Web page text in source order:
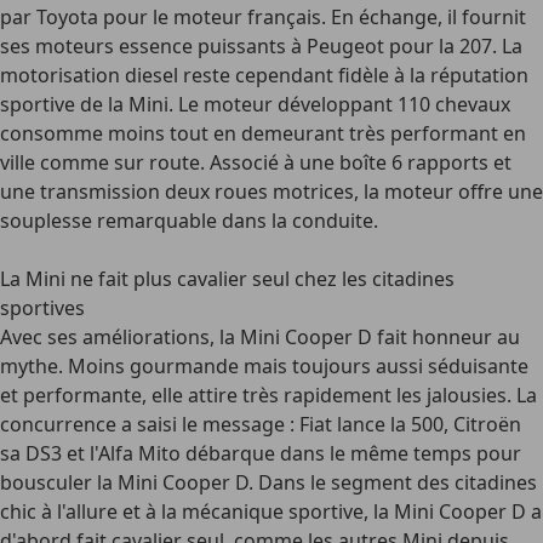
par Toyota pour le moteur français. En échange, il fournit
ses moteurs essence puissants à Peugeot pour la 207. La
motorisation diesel reste cependant fidèle à la réputation
sportive de la Mini. Le moteur développant 110 chevaux
consomme moins tout en demeurant très performant en
ville comme sur route. Associé à une boîte 6 rapports et
une transmission deux roues motrices, la moteur offre une
souplesse remarquable dans la conduite.
La Mini ne fait plus cavalier seul chez les citadines
sportives
Avec ses améliorations, la Mini Cooper D fait honneur au
mythe. Moins gourmande mais toujours aussi séduisante
et performante, elle attire très rapidement les jalousies. La
concurrence a saisi le message : Fiat lance la 500, Citroën
sa DS3 et l'Alfa Mito débarque dans le même temps pour
bousculer la Mini Cooper D. Dans le segment des citadines
chic à l'allure et à la mécanique sportive, la Mini Cooper D a